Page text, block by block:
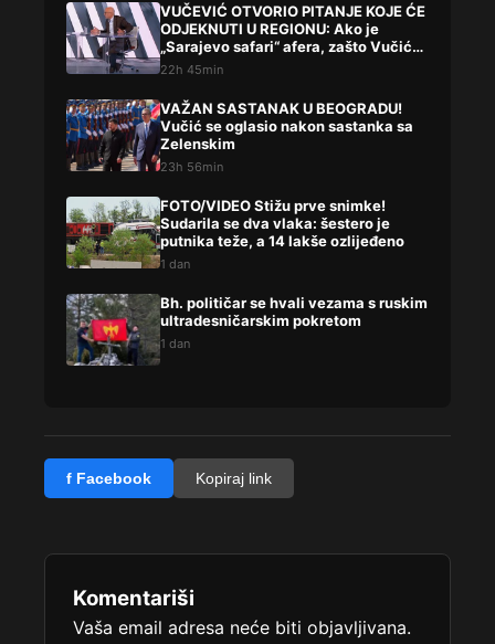
VUČEVIĆ OTVORIO PITANJE KOJE ĆE
ODJEKNUTI U REGIONU: Ako je
„Sarajevo safari“ afera, zašto Vučića
niste procesuirali?!
22h 45min
VAŽAN SASTANAK U BEOGRADU!
Vučić se oglasio nakon sastanka sa
Zelenskim
23h 56min
FOTO/VIDEO Stižu prve snimke!
Sudarila se dva vlaka: šestero je
putnika teže, a 14 lakše ozlijeđeno
1 dan
Bh. političar se hvali vezama s ruskim
ultradesničarskim pokretom
1 dan
f Facebook Kopiraj link
Komentariši
Vaša email adresa neće biti objavljivana.